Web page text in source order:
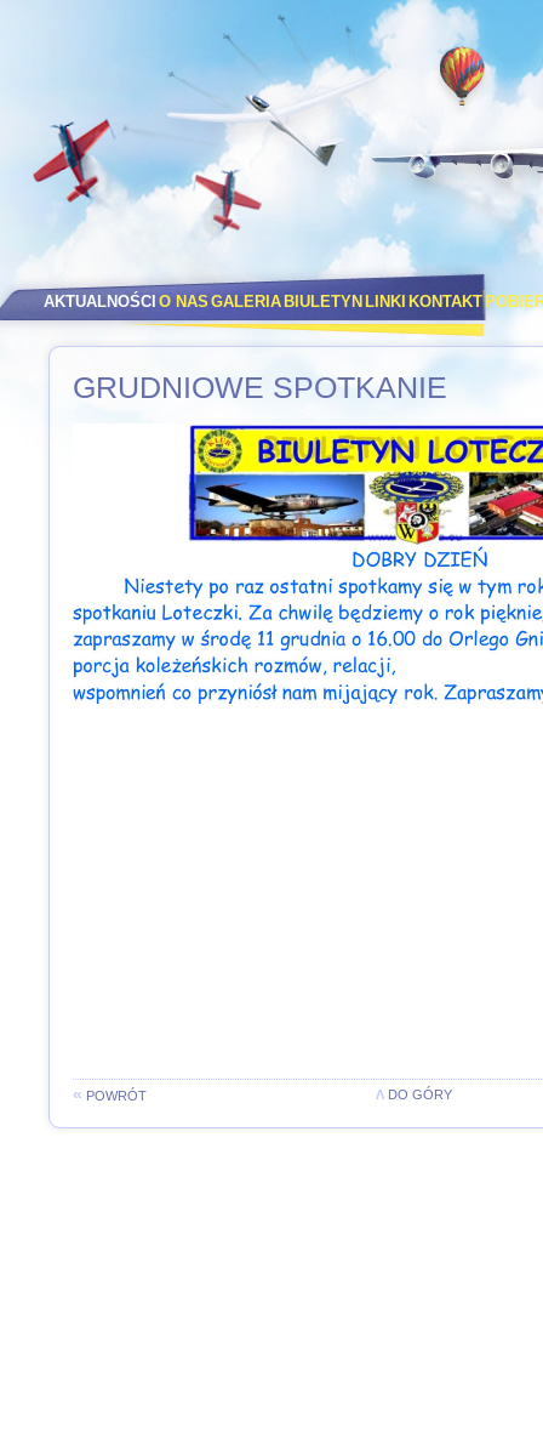
AKTUALNOŚCI O NAS GALERIA BIULETYN LINKI KONTAKT
GRUDNIOWE SPOTKANIE
« POWRÓT Λ DO GÓRY